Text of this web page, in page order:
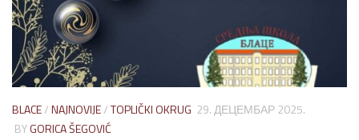
BLACE/NAJNOVIJE/TOPLIČKI OKRUG 29. ДЕЦЕМБАР 2025.
BYGORICA ŠEGOVIĆ